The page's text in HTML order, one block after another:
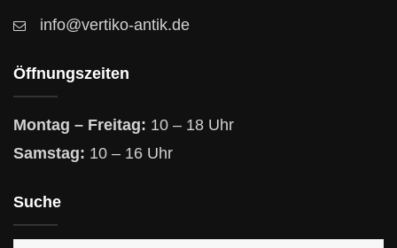
info@vertiko-antik.de
Öffnungszeiten
Montag – Freitag: 10 – 18 Uhr
Samstag: 10 – 16 Uhr
Suche